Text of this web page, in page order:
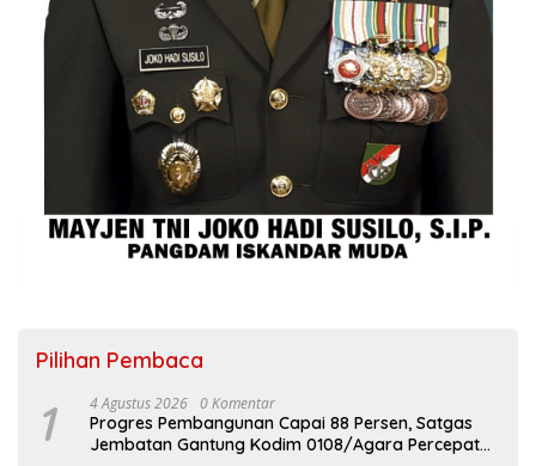
Pilihan Pembaca
1 4 Agustus 2026 0 Komentar
Progres Pembangunan Capai 88 Persen, Satgas
Jembatan Gantung Kodim 0108/Agara Percepat